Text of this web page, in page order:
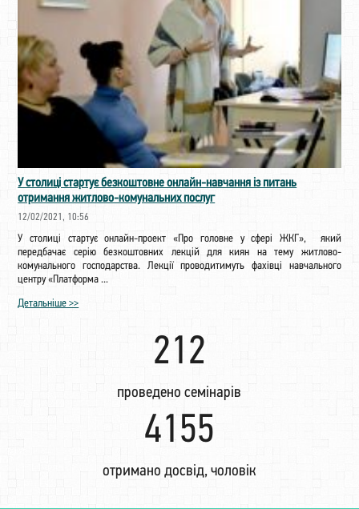
У столиці стартує безкоштовне онлайн-навчання із питань
отримання житлово-комунальних послуг
12/02/2021, 10:56
У столиці стартує онлайн-проект «Про головне у сфері ЖКГ», який
передбачає серію безкоштовних лекцій для киян на тему житлово-
комунального господарства. Лекції проводитимуть фахівці навчального
центру «Платформа ...
Детальніше >>
221
проведено семінарів
4336
отримано досвід, чоловік